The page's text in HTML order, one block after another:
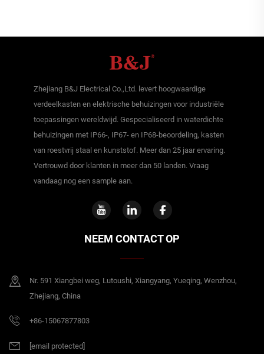
Zhejiang B&J Electrical Co.,Ltd. levert hoogwaardige
verdeelkasten en elektrische behuizingen voor industriële
toepassingen wereldwijd. Gespecialiseerd in waterdichte
behuizingen met IP66-, IP67- en IP68-beoordeling, kasten
van roestvrij staal en kunststof. Meer dan 25 jaar ervaring.
Vertrouwd door klanten in meer dan 50 landen. Vraag
vandaag nog een sample aan.
NEEM CONTACT OP
Nr. 591 Xiangbei weg, Lutoushi, Xiangyang, Yueqing, Wenzhou,
Zhejiang, China
+86-15067877803
[email protected]